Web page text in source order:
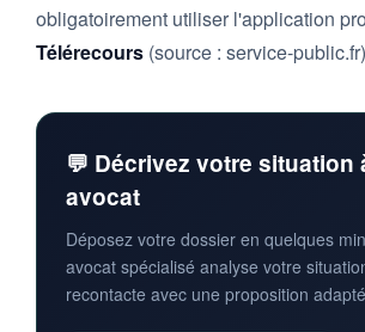
obligatoirement utiliser l'application
Télérecours (source : service-
💬 Décrivez votre situation
avocat
Déposez votre dossier en quelques
avocat spécialisé analyse votre
recontacte avec une proposition